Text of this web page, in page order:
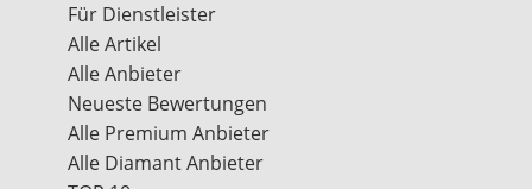
Für Dienstleister
Alle Artikel
Alle Anbieter
Neueste Bewertungen
Alle Premium Anbieter
Alle Diamant Anbieter